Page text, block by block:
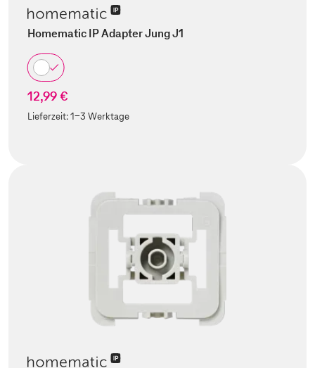
Homematic IP Adapter Jung J1
12,99 €
Lieferzeit:1-3 Werktage